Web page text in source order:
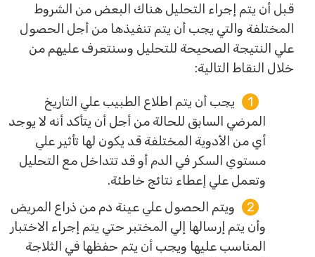
قبل أن يتم إجراء التحليل هناك البعض من الشروط
المختلفة والتي يجب أن يتم تنفيذها من أجل الحصول
علي النتيجة الصحيحة للتحليل وسنتعرف عليهم من
خلال النقاط التالية:
يجب أن يتم اطلاع الطبيب علي التاريخ
المرضي السابق للحالة من أجل أن يتأكد أنه لا يوجد
أي من الأدوية المختلفة قد يكون لها تأثير علي
مستوي السكر في الدم أو قد تتداخل مع التحليل
وتعمل علي إعطاء نتائج خاطئة.
ويتم الحصول علي عينة دم من ذراع المريض
وأن يتم إرسالها إلي المختبر حتي يتم إجراء الاختبار
المناسب عليها ويجب أن يتم حفظها في الثلاجة